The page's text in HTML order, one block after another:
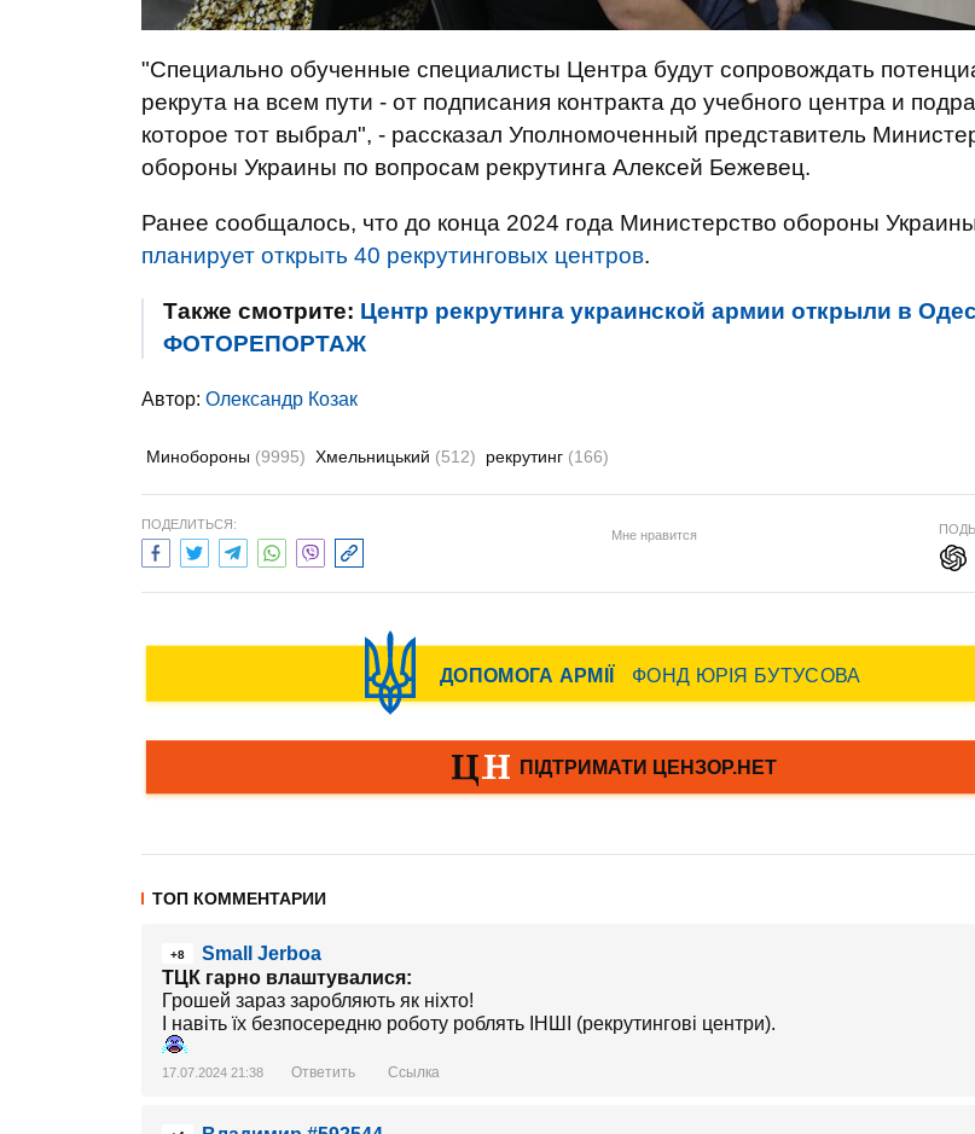
"Специально обученные специалисты Центра будут сопровождать
рекрута на всем пути - от подписания контракта до учебного центра и
которое тот выбрал", - рассказал Уполномоченный представитель
обороны Украины по вопросам рекрутинга Алексей Бежевец.
Ранее сообщалось, что до конца 2024 года Министерство обороны
планирует открыть 40 рекрутинговых центров.
Также смотрите: Центр рекрутинга украинской армии открыли в
ФОТОРЕПОРТАЖ
Автор: Олександр Козак
Минобороны (9995) Хмельницький (512) рекрутинг (166)
ПОДЕЛИТЬСЯ:
Мне нравится
ТОП КОММЕНТАРИИ
+8
Small Jerboa
ТЦК гарно влаштувалися:
Грошей зараз заробляють як ніхто!
І навіть їх безпосередню роботу роблять ІНШІ (рекрутингові центри).
17.07.2024 21:38 Ответить Ссылка